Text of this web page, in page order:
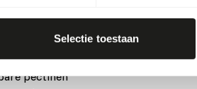
Selectie toestaan
en een
helpt het
— een
Het dieet
pectinen